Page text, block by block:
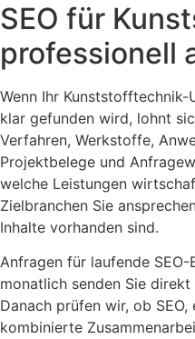
SEO für
professionell
Wenn Ihr
klar gefunden wird, lohnt
Verfahren, Werkstoffe,
Projektbelege und
welche Leistungen
Zielbranchen Sie
Inhalte vorhanden sind.
Anfragen für laufende
monatlich senden Sie direkt
Danach prüfen wir, ob
kombinierte